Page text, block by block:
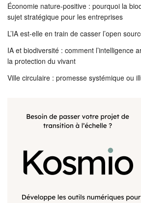
Économie nature-positive : pourquoi la
sujet stratégique pour les entreprises
L’IA est-elle en train de casser l’open
IA et biodiversité : comment l’intelligence
la protection du vivant
Ville circulaire : promesse systémique ou